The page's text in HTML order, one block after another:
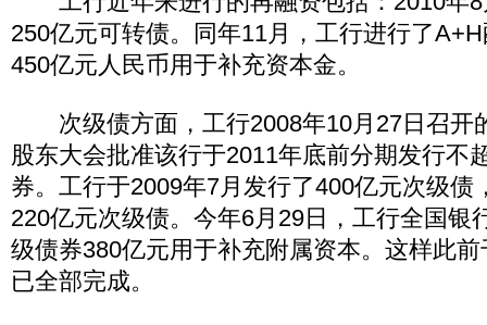
250亿元可转债。同年11月，工行进行了
450亿元人民币用于补充资本金。
次级债方面，工行2008年10月27日召开
股东大会批准该行于2011年底前分期发行不
券。工行于2009年7月发行了400亿元次级债
220亿元次级债。今年6月29日，工行全国银
级债券380亿元用于补充附属资本。这样此
已全部完成。